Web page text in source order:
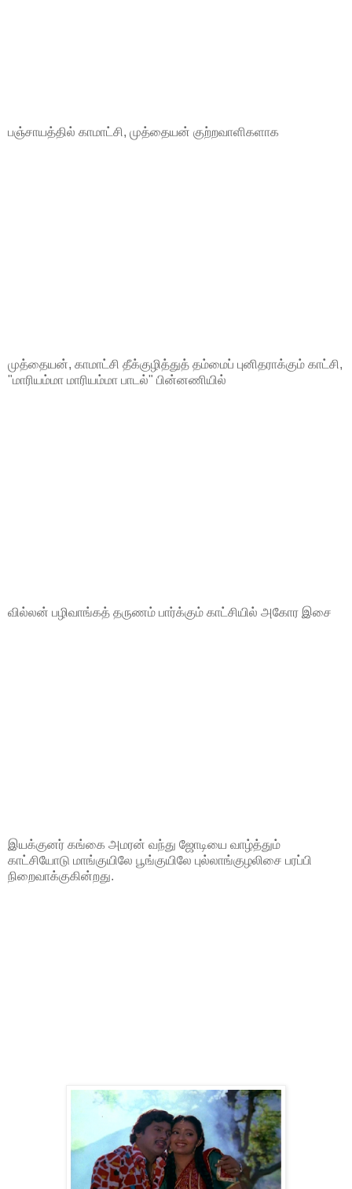
பஞ்சாயத்தில் காமாட்சி, முத்தையன் குற்றவாளிகளாக
முத்தையன், காமாட்சி தீக்குழித்துத் தம்மைப் புனிதராக்கும் காட்சி,
"மாரியம்மா மாரியம்மா பாடல்" பின்னணியில்
வில்லன் பழிவாங்கத் தருணம் பார்க்கும் காட்சியில் அகோர இசை
இயக்குனர் கங்கை அமரன் வந்து ஜோடியை வாழ்த்தும்
காட்சியோடு மாங்குயிலே பூங்குயிலே புல்லாங்குழலிசை பரப்பி
நிறைவாக்குகின்றது.